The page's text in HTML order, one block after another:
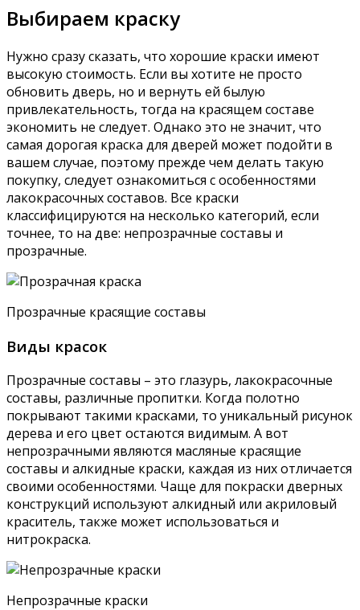
Выбираем краску
Нужно сразу сказать, что хорошие краски имеют
высокую стоимость. Если вы хотите не просто
обновить дверь, но и вернуть ей былую
привлекательность, тогда на красящем составе
экономить не следует. Однако это не значит, что
самая дорогая краска для дверей может подойти в
вашем случае, поэтому прежде чем делать такую
покупку, следует ознакомиться с особенностями
лакокрасочных составов. Все краски
классифицируются на несколько категорий, если
точнее, то на две: непрозрачные составы и
прозрачные.
Прозрачные красящие составы
Виды красок
Прозрачные составы – это глазурь, лакокрасочные
составы, различные пропитки. Когда полотно
покрывают такими красками, то уникальный рисунок
дерева и его цвет остаются видимым. А вот
непрозрачными являются масляные красящие
составы и алкидные краски, каждая из них отличается
своими особенностями. Чаще для покраски дверных
конструкций используют алкидный или акриловый
краситель, также может использоваться и
нитрокраска.
Непрозрачные краски